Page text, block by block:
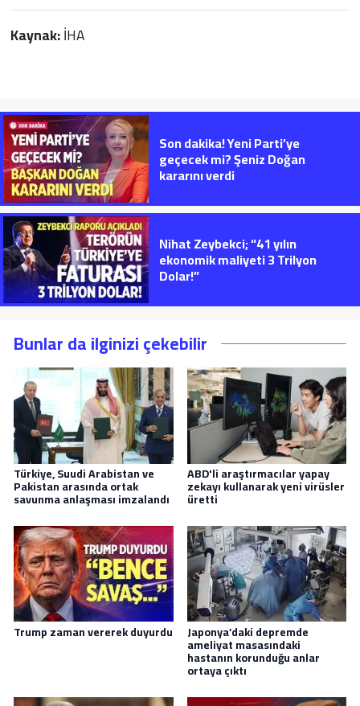
Kaynak:İHA
Son dakika! Yeni Parti’ye
geçecek mi? Şeniz Doğan
kararını verdi
Nihat Zeybekci; “41 yılın
ekonomik maliyeti 3 Trilyon
Dolar!”
Bunlar da ilginizi çekebilir
Türkiye, Suudi Arabistan ve
Pakistan arasında ortak
savunma anlaşması imzalandı
ABD'li araştırmacılar yapay
zekayı kullanarak yeni virüsler
üretti
Trump zaman vererek duyurdu Japonya’daki depremde
ameliyat masasındaki
hastanın korunduğu anlar
ortaya çıktı